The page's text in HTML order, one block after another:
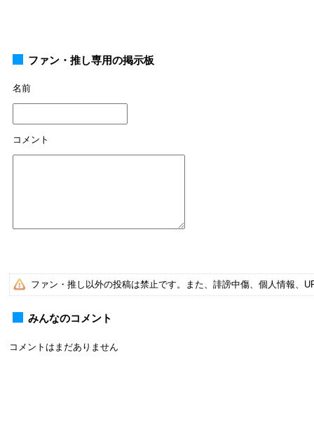
ファン・推し専用の掲示板
名前
コメント
ファン・推し以外の投稿は禁止です。また、誹謗中傷、個人情報、
みんなのコメント
コメントはまだありません